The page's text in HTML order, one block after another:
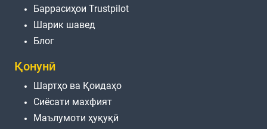
Баррасиҳои Trustpilot
Шарик шавед
Блог
Қонунӣ
Шартҳо ва Қоидаҳо
Сиёсати махфият
Маълумоти ҳуқуқӣ